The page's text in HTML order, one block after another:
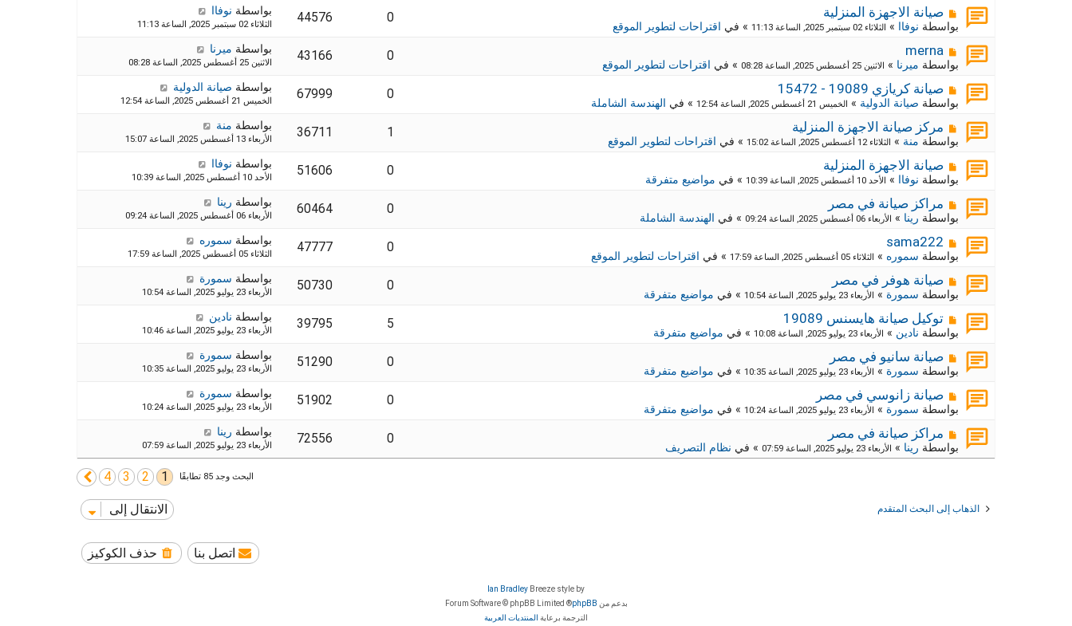
ةد
ي
ة
ك
ة
د
ي
ة
م
ش
ر
ك
ة
ج
د
ة
صيانة الاجهزة المنزلية
بواسطة نوفاا » الثلاثاء 02 سبتمبر 2025, الساعة 11:13 » في اقتراحات لتطوير الموقع
0
44576 بواسطة نوفاا
الثلاثاء 02 سبتمبر 2025, الساعة 11:13
م
ش
ر
ك
ة
د
د
ة
merna
بواسطة ميرنا » الاثنين 25 أغسطس 2025, الساعة 08:28 » في اقتراحات لتطوير الموقع
0
43166 بواسطة ميرنا
الاثنين 25 أغسطس 2025, الساعة 08:28
م
ش
ك
ة
ج
د
ة
صيانة كريازي 19089 - 15472
بواسطة صيانة الدولية » الخميس 21 أغسطس 2025, الساعة 12:54 » في الهندسة الشاملة
0
67999 بواسطة صيانة الدولية
الخميس 21 أغسطس 2025, الساعة 12:54
ش
ر
ك
ة
د
د
ة
مركز صيانة الاجهزة المنزلية
بواسطة منة » الثلاثاء 12 أغسطس 2025, الساعة 15:02 » في اقتراحات لتطوير الموقع
1
36711 بواسطة منة
الأربعاء 13 أغسطس 2025, الساعة 15:07
م
ش
ك
ة
ج
د
د
ة
صيانة الاجهزة المنزلية
بواسطة نوفاا » الأحد 10 أغسطس 2025, الساعة 10:39 » في مواضيع متفرقة
0
51606 بواسطة نوفاا
الأحد 10 أغسطس 2025, الساعة 10:39
ش
ر
ك
ة
ج
د
د
ة
مراكز صيانة في مصر
بواسطة رينا » الأربعاء 06 أغسطس 2025, الساعة 09:24 » في الهندسة الشاملة
0
60464 بواسطة رينا
الأربعاء 06 أغسطس 2025, الساعة 09:24
م
ش
ر
ك
ة
ج
د
د
ة
sama222
بواسطة سموره » الثلاثاء 05 أغسطس 2025, الساعة 17:59 » في اقتراحات لتطوير الموقع
0
47777 بواسطة سموره
الثلاثاء 05 أغسطس 2025, الساعة 17:59
م
ش
ر
ك
ة
ج
د
د
ة
صيانة هوفر في مصر
بواسطة سمورة » الأربعاء 23 يوليو 2025, الساعة 10:54 » في مواضيع متفرقة
0
50730 بواسطة سمورة
الأربعاء 23 يوليو 2025, الساعة 10:54
م
ش
ر
ك
ة
ج
د
ة
توكيل صيانة هايسنس 19089
بواسطة نادين » الأربعاء 23 يوليو 2025, الساعة 10:08 » في مواضيع متفرقة
5
39795 بواسطة نادين
الأربعاء 23 يوليو 2025, الساعة 10:46
م
ش
ر
ك
ة
د
ي
صيانة سانيو في مصر
بواسطة سمورة » الأربعاء 23 يوليو 2025, الساعة 10:35 » في مواضيع متفرقة
0
51290 بواسطة سمورة
الأربعاء 23 يوليو 2025, الساعة 10:35
م
ش
ك
ة
د
صيانة زانوسي في مصر
بواسطة سمورة » الأربعاء 23 يوليو 2025, الساعة 10:24 » في مواضيع متفرقة
0
51902 بواسطة سمورة
الأربعاء 23 يوليو 2025, الساعة 10:24
ش
ا
ج
مراكز صيانة في مصر
بواسطة رينا » الأربعاء 23 يوليو 2025, الساعة 07:59 » في نظام التصريف
0
72556 بواسطة رينا
الأربعاء 23 يوليو 2025, الساعة 07:59
البحث وجد 85 تطابقًا 1
2
3
4 التالي
الذهاب إلى البحث المتقدم الانتقال إلى
حذف الكوكيز اتصل بنا
Breeze style by
Ian Bradley
بدعم من phpBB
® Forum Software © phpBB Limited
الترجمة برعاية المنتديات العربية